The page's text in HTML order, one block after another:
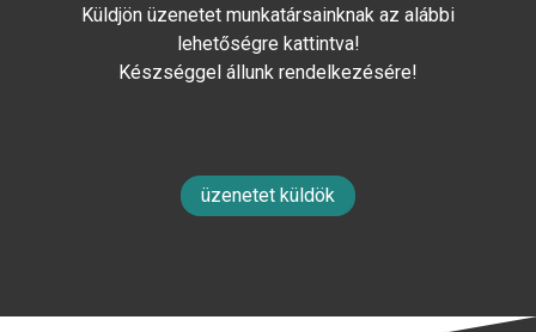
Küldjön üzenetet munkatársainknak az alábbi
lehetőségre kattintva!
Készséggel állunk rendelkezésére!
üzenetet küldök